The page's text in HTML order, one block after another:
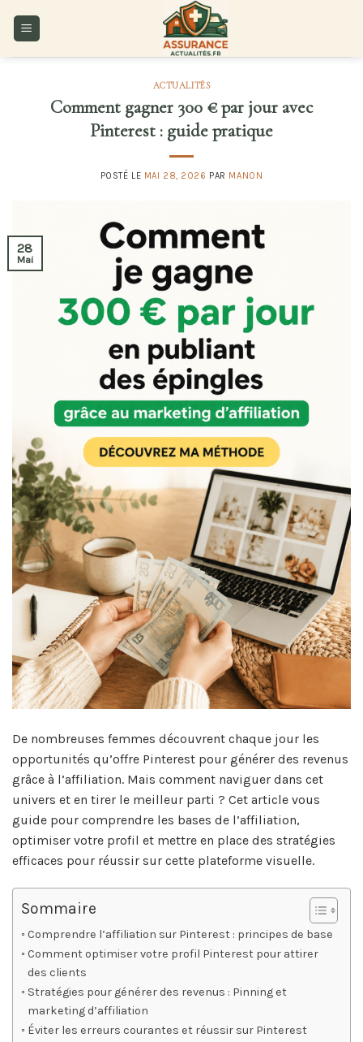
ACTUALITÉS
Comment gagner 300 € par jour avec
Pinterest : guide pratique
POSTÉ LE MAI 28, 2026 PAR MANON
28
Mai
De nombreuses femmes découvrent chaque jour les
opportunités qu’offre Pinterest pour générer des revenus
grâce à l’affiliation. Mais comment naviguer dans cet
univers et en tirer le meilleur parti ? Cet article vous
guide pour comprendre les bases de l’affiliation,
optimiser votre profil et mettre en place des stratégies
efficaces pour réussir sur cette plateforme visuelle.
Sommaire
Comprendre l’affiliation sur Pinterest : principes de base
Comment optimiser votre profil Pinterest pour attirer
des clients
Stratégies pour générer des revenus : Pinning et
marketing d’affiliation
Éviter les erreurs courantes et réussir sur Pinterest